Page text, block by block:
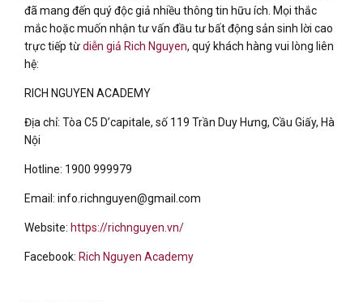
đã mang đến quý độc giả nhiều thông tin hữu ích. Mọi thắc
mắc hoặc muốn nhận tư vấn đầu tư bất động sản sinh lời cao
trực tiếp từdiễn giả Rich Nguyen, quý khách hàng vui lòng liên
hệ:
RICH NGUYEN ACADEMY
Địa chỉ: Tòa C5 D’capitale, số 119 Trần Duy Hưng, Cầu Giấy, Hà
Nội
Hotline: 1900 999979
Email: info.richnguyen@gmail.com
Website: https://richnguyen.vn/
Facebook: Rich Nguyen Academy